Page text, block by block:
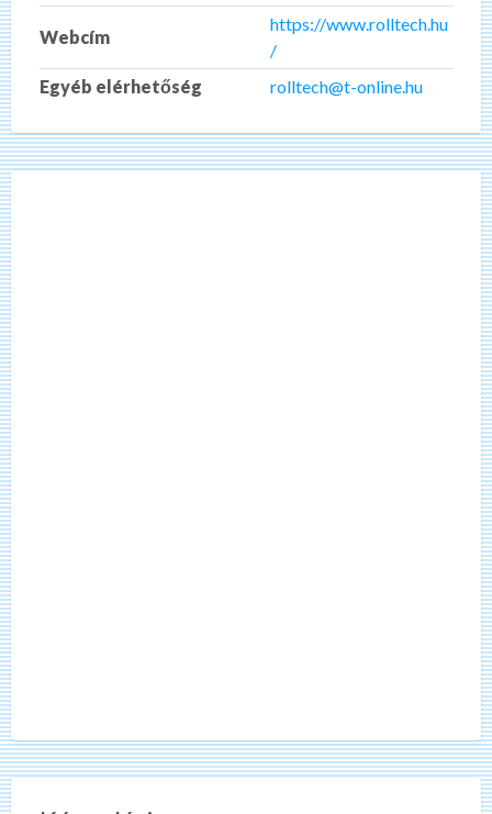
Webcím
https://www.rolltech.hu
/
Egyéb elérhetőség
rolltech@t-online.hu